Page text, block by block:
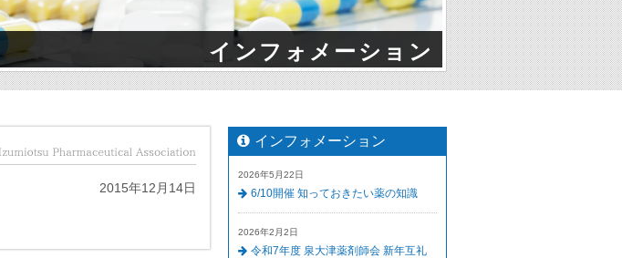
インフォメーション
2015年12月14日
インフォメーション
2026年5月22日
6/10開催 知っておきたい薬の知識
2026年2月2日
令和7年度 泉大津薬剤師会 新年互礼